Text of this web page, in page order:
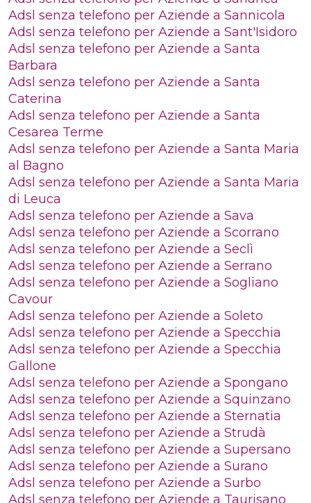
Adsl senza telefono per Aziende a Sannicola
Adsl senza telefono per Aziende a Sant'Isidoro
Adsl senza telefono per Aziende a Santa
Barbara
Adsl senza telefono per Aziende a Santa
Caterina
Adsl senza telefono per Aziende a Santa
Cesarea Terme
Adsl senza telefono per Aziende a Santa Maria
al Bagno
Adsl senza telefono per Aziende a Santa Maria
di Leuca
Adsl senza telefono per Aziende a Sava
Adsl senza telefono per Aziende a Scorrano
Adsl senza telefono per Aziende a Seclì
Adsl senza telefono per Aziende a Serrano
Adsl senza telefono per Aziende a Sogliano
Cavour
Adsl senza telefono per Aziende a Soleto
Adsl senza telefono per Aziende a Specchia
Adsl senza telefono per Aziende a Specchia
Gallone
Adsl senza telefono per Aziende a Spongano
Adsl senza telefono per Aziende a Squinzano
Adsl senza telefono per Aziende a Sternatia
Adsl senza telefono per Aziende a Strudà
Adsl senza telefono per Aziende a Supersano
Adsl senza telefono per Aziende a Surano
Adsl senza telefono per Aziende a Surbo
Adsl senza telefono per Aziende a Taurisano